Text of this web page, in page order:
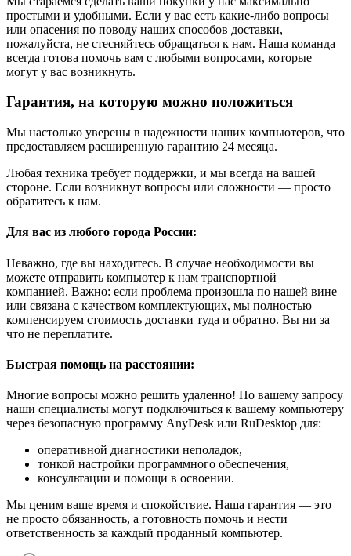
простыми и удобными. Если у вас есть какие-либо вопросы
или опасения по поводу наших способов доставки,
пожалуйста, не стесняйтесь обращаться к нам. Наша команда
всегда готова помочь вам с любыми вопросами, которые
могут у вас возникнуть.
Гарантия, на которую можно положиться
Мы настолько уверены в надежности наших компьютеров, что
предоставляем расширенную гарантию 24 месяца.
Любая техника требует поддержки, и мы всегда на вашей
стороне. Если возникнут вопросы или сложности — просто
обратитесь к нам.
Для вас из любого города России:
Неважно, где вы находитесь. В случае необходимости вы
можете отправить компьютер к нам транспортной
компанией. Важно: если проблема произошла по нашей вине
или связана с качеством комплектующих, мы полностью
компенсируем стоимость доставки туда и обратно. Вы ни за
что не переплатите.
Быстрая помощь на расстоянии:
Многие вопросы можно решить удаленно! По вашему запросу
наши специалисты могут подключиться к вашему компьютеру
через безопасную программу AnyDesk или RuDesktop для:
оперативной диагностики неполадок,
тонкой настройки программного обеспечения,
консультации и помощи в освоении.
Мы ценим ваше время и спокойствие. Наша гарантия — это
не просто обязанность, а готовность помочь и нести
ответственность за каждый проданный компьютер.